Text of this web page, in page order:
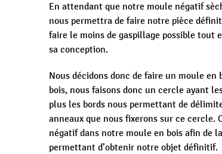
En attendant que notre moule négatif
nous permettra de faire notre pièce
faire le moins de gaspillage possible tout
sa conception.
Nous décidons donc de faire un moule
bois, nous faisons donc un cercle ayant
plus les bords nous permettant de
anneaux que nous fixerons sur ce
négatif dans notre moule en bois afin de
permettant d’obtenir notre objet définitif.